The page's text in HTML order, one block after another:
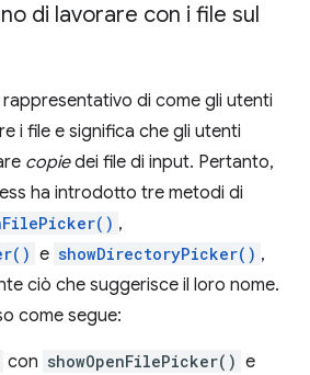
di lavorare con i file sul
di come gli utenti
i file e significa che gli utenti
copiedei file di input. Pertanto,
ha introdotto tre metodi di
,
e showDirectoryPicker() ,
ciò che suggerisce il loro nome.
come segue:
con showOpenFilePicker() e